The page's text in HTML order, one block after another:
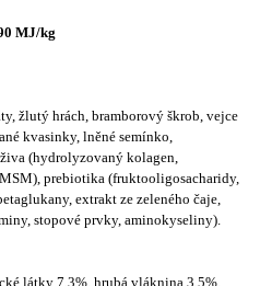
MJ/kg
žlutý hrách, bramborový škrob, vejce
kvasinky, lněné semínko,
(hydrolyzovaný kolagen,
prebiotika (fruktooligosacharidy,
extrakt ze zeleného čaje,
stopové prvky, aminokyseliny).
látky 7,3%, hrubá vláknina 3,5%,